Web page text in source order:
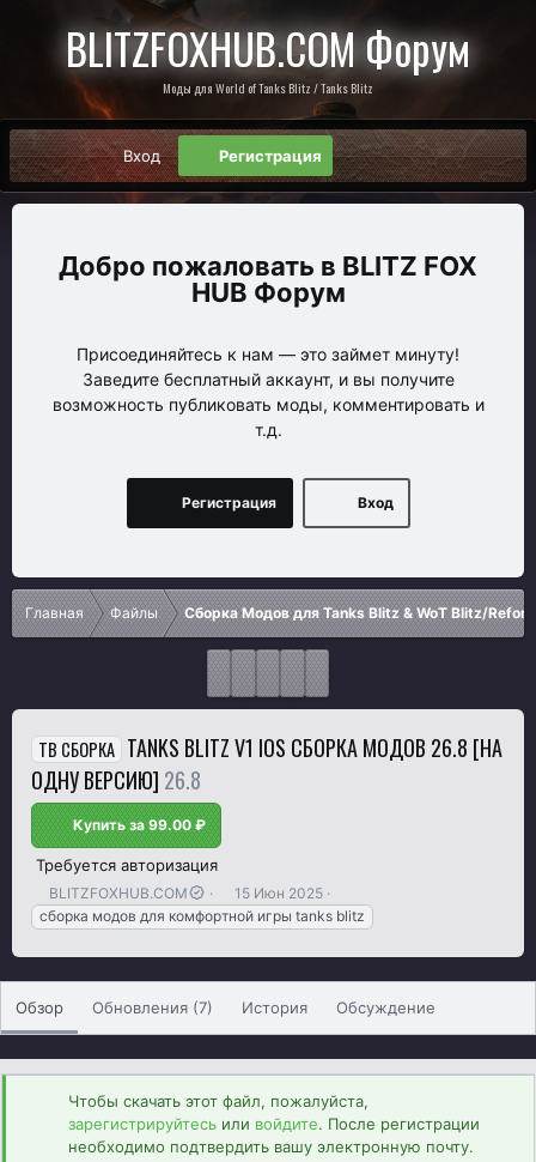
BLITZFOXHUB.COM Форум
Моды для World of Tanks Blitz / Tanks Blitz
Вход Регистрация
BLITZ FOX
HUB Форум
Присоединяйтесь к нам — это займет минуту!
Заведите бесплатный аккаунт, и вы получите
возможность публиковать моды, комментировать и
т.д.
Вход
Регистрация
Главная Файлы Сборка Модов для Tanks Blitz & WoT Blitz/
TB СБОРКА TANKS BLITZ V1 IOS СБОРКА МОДОВ 26.8 [НА
ОДНУ ВЕРСИЮ] 26.8
Купить за 99.00 ₽
Требуется авторизация
А
в
т
о
р
BLITZFOXHUB.COM
Д
а
т
а
с
а
и
я
15 Июн 2025
е
г
и
сборка модов для комфортной игры tanks blitz
Обзор Обновления (7) История Обсуждение
Чтобы скачать этот файл, пожалуйста,
зарегистрируйтесь или войдите. После регистрации
необходимо подтвердить вашу электронную почту.